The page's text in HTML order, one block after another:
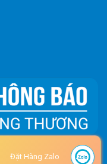
Đặt Hàng Zalo